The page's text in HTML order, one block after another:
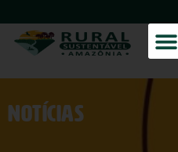
NOtícias